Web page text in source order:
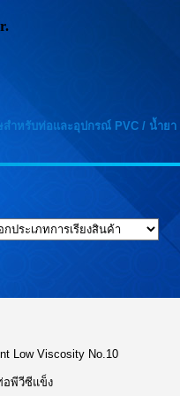
ำหรับท่อและอุปกรณ์ PVC/ น้ำยา
Low Viscosity No.10
อพีวีซีแข็ง